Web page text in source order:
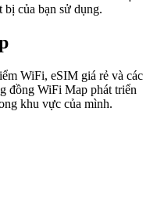
của bạn sử dụng.
WiFi, eSIM giá rẻ và các
đồng WiFi Map phát triển
khu vực của mình.